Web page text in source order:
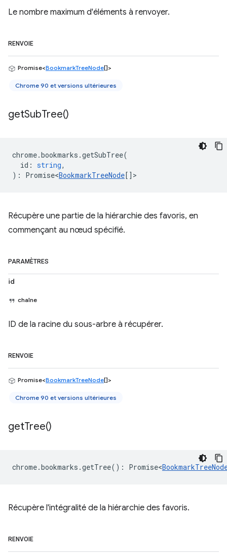
Le nombre maximum d'éléments à renvoyer.
RENVOIE
Promise<BookmarkTreeNode[]>
Chrome 90 et versions ultérieures
getSubTree()
chrome.bookmarks .getSubTree(
id : string,
) : Promise<BookmarkTreeNode [] >
Récupère une partie de la hiérarchie des favoris, en
commençant au nœud spécifié.
PARAMÈTRES
id
chaîne
ID de la racine du sous-arbre à récupérer.
RENVOIE
Promise<BookmarkTreeNode[]>
Chrome 90 et versions ultérieures
getTree()
chrome.bookmarks .getTree() : Promise<
Récupère l'intégralité de la hiérarchie des favoris.
RENVOIE